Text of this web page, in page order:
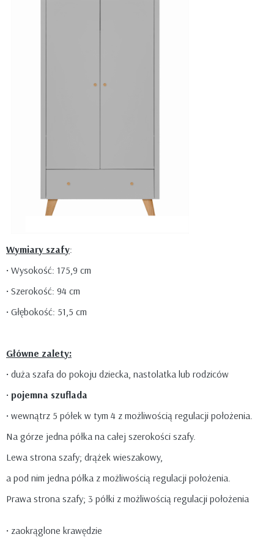
Wymiary szafy:
• Wysokość: 175,9 cm
• Szerokość: 94 cm
• Głębokość: 51,5 cm
Główne zalety:
• duża szafa do pokoju dziecka, nastolatka lub rodziców
• pojemna szuflada
• wewnątrz 5 półek w tym 4 z możliwością regulacji położenia.
Na górze jedna półka na całej szerokości szafy.
Lewa strona szafy; drążek wieszakowy,
a pod nim jedna półka z możliwością regulacji położenia.
Prawa strona szafy; 3 półki z możliwością regulacji położenia
• zaokrąglone krawędzie